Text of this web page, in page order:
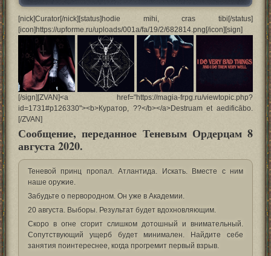
[nick]Curator[/nick][status]hodie mihi, cras tibi[/status]
[icon]https://upforme.ru/uploads/001a/fa/19/2/682814.png[/icon][sign]
[/sign][ZVAN]<a href="https://magia-frpg.ru/viewtopic.php?
id=1731#p126330"><b>Куратор, ??</b></a>Destruam et aedificābo.
[/ZVAN]
Сообщение, переданное Теневым Ордерцам 8
августа 2020.
Теневой принц пропал. Атлантида. Искать. Вместе с ним
наше оружие.
Забудьте о первородном. Он уже в Академии.
20 августа. Выборы. Результат будет вдохновляющим.
Скоро в огне сгорит слишком дотошный и внимательный.
Сопутствующий ущерб будет минимален. Найдите себе
занятия поинтереснее, когда прогремит первый взрыв.